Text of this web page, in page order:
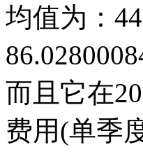
均值为：
而且它在
费用(单季